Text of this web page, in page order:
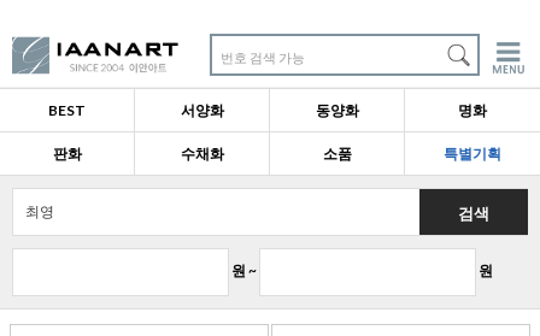
번호 검색 가능
BEST 서양화 동양화 명화
판화 수채화 소품 특별기획
원 ~ 원
검색